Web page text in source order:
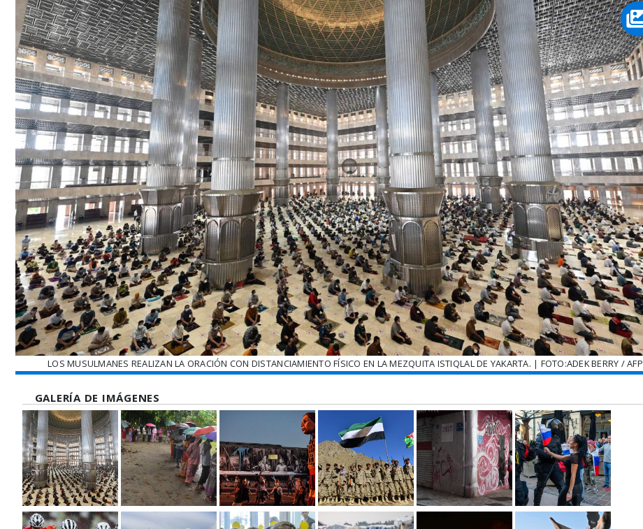
LOS MUSULMANES REALIZAN LA ORACIÓN CON DISTANCIAMIENTO FÍSICO EN LA MEZQUITA ISTIQLAL DE YAKARTA. | FOTO:ADEK BERRY / AFP
GALERÍA DE IMÁGENES